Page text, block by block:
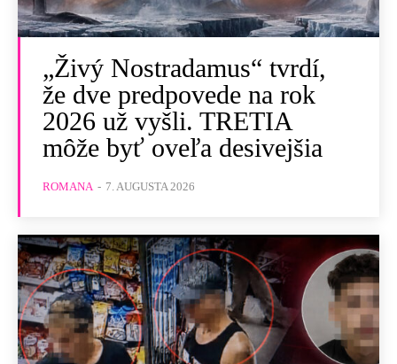
„Živý Nostradamus“ tvrdí,
že dve predpovede na rok
2026 už vyšli. TRETIA
môže byť oveľa desivejšia
ROMANA - 7. AUGUSTA 2026